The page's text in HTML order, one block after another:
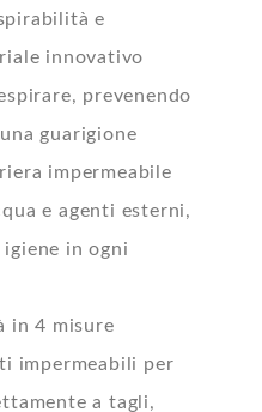
e
innovativo
prevenendo
guarigione
impermeabile
e agenti esterni,
igiene in ogni
in 4 misure
impermeabili per
a tagli,